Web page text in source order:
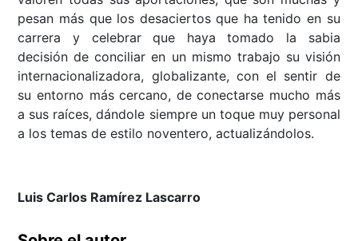
pesan más que los desaciertos que ha tenido en su
carrera y celebrar que haya tomado la sabia
decisión de conciliar en un mismo trabajo su visión
internacionalizadora, globalizante, con el sentir de
su entorno más cercano, de conectarse mucho más
a sus raíces, dándole siempre un toque muy personal
a los temas de estilo noventero, actualizándolos.
Luis Carlos Ramírez Lascarro